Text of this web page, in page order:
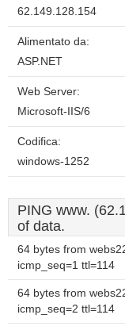
62.149.128.154
Alimentato da:
ASP.NET
Web Server:
Microsoft-IIS/6
Codifica:
windows-1252
PING www.
of data.
64 bytes from
icmp_seq=1 ttl=114
64 bytes from
icmp_seq=2 ttl=114